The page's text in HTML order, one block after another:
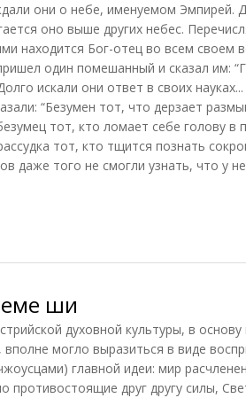
они о небе, именуемом Эмпирей.
оно выше других небес.
находится Бог-отец во всем своем
один помешанный и сказал им:
искали они ответ в своих
“Безумен тот, что дерзает
тот, кто ломает себе голову в
тот, кто тщится познать
даже того не смогли узнать, что у
ши
духовной культуры, в
могло выразиться в виде
главной идеи: мир
противостоящие друг другу силы,